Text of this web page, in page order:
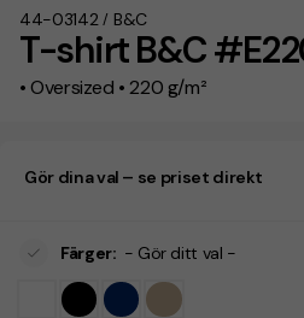
T-shirt B&C
• Oversized • 220 g/m²
44-03142 / B&C
Gör dina val – se priset direkt
Färger: - Gör ditt val -